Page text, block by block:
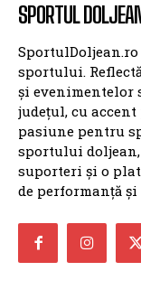
SPORTUL
sportului.
și evenimentelor
județul, cu
pasiune pentru
sportului
suporteri și o
de performanță și